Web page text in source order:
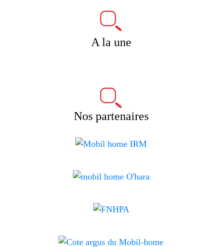
A la une
Nos partenaires